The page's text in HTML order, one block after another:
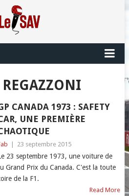
REGAZZONI
CANADA 1973 : SAFETY
UNE PREMIÈRE
23 septembre 2015
23 septembre 1973, une voiture de
Grand Prix du Canada. C'est la toute
de la F1.
Read More